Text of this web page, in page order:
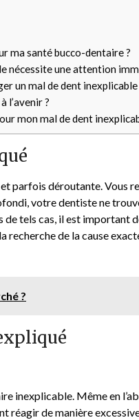
ma santé bucco-dentaire ?
nécessite une attention
un mal de dent inexplicable
l’avenir ?
mon mal de dent
parfois déroutante. Vous
votre dentiste ne
de tels cas, il est important
recherche de la cause
?
inexplicable. Même en
réagir de manière